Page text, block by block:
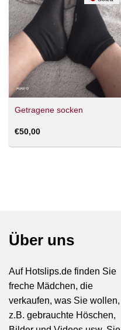
Getragene socken
€50,00
Über uns
Auf Hotslips.de finden Sie
freche Mädchen, die
verkaufen, was Sie wollen,
z.B. gebrauchte Höschen,